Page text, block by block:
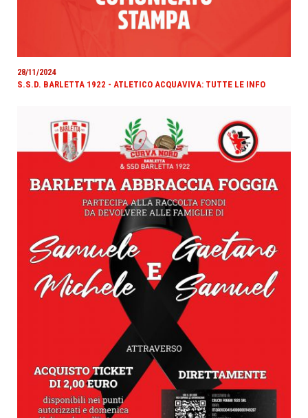
28/11/2024
S.S.D. BARLETTA 1922 - ATLETICO ACQUAVIVA: TUTTE LE INFO